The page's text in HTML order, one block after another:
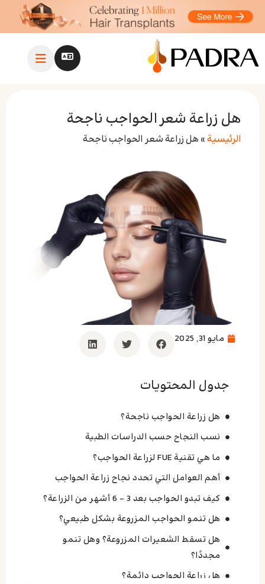
هل زراعة شعر الحواجب ناجحة
الرئيسية» هل زراعة شعر الحواجب ناجحة
مايو 31, 2025
جدول المحتويات
هل زراعة الحواجب ناجحة؟
نسب النجاح حسب الدراسات الطبية
ما هي تقنية FUE لزراعة الحواجب؟
أهم العوامل التي تحدد نجاح زراعة الحواجب
كيف تبدو الحواجب بعد 3 – 6 أشهر من الزراعة؟
هل تنمو الحواجب المزروعة بشكل طبيعي؟
هل تسقط الشعيرات المزروعة؟ وهل تنمو
مجددًا؟
هل زراعة الحواجب دائمة؟